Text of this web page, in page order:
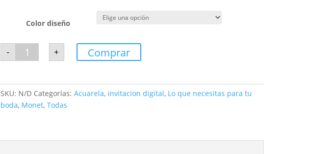
Color diseño
-
Invitación
digital
Monet
+ Comprar
SKU: N/D Categorías: Acuarela, invitacion digital, Lo que necesitas para tu
boda, Monet, Todas